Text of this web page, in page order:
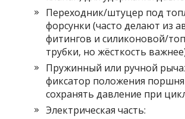
Переходник/штуцер под
форсунки (часто делают из
фитингов и силиконовой/
трубки, но жёсткость
Пружинный или ручной
фиксатор положения
сохранять давление при
Электрическая часть: